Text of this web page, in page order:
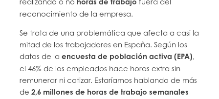
reconocimiento de la empresa.
Se trata de una problemática que afecta a casi la
mitad de los trabajadores en España. Según los
datos de laencuesta de población activa (EPA),
el 46% de los empleados hace horas extra sin
remunerar ni cotizar. Estaríamos hablando de más
de2,6 millones de horas de trabajo semanales